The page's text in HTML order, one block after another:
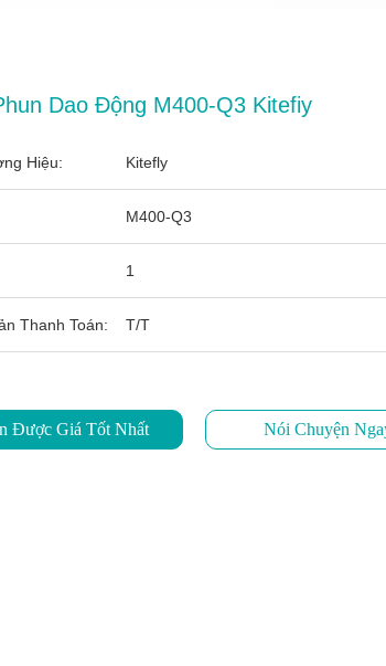
Dao Động M400-Q3 Kitefiy
Hiệu: Kitefly
M400-Q3
1
Thanh Toán: T/T
Được Giá Tốt Nhất Nói Chuyện